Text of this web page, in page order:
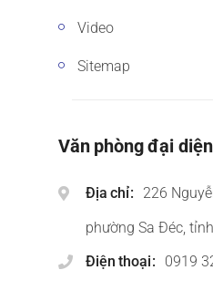
Video
Sitemap
Văn phòng đại
Địa chỉ
226
phường Sa Đéc,
Điện thoại
0919